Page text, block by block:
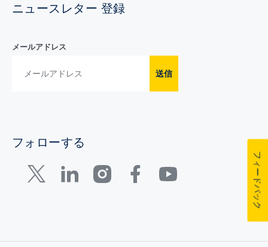
ニュースレター 登録
メールアドレス
送信
フォローする
フィードバック